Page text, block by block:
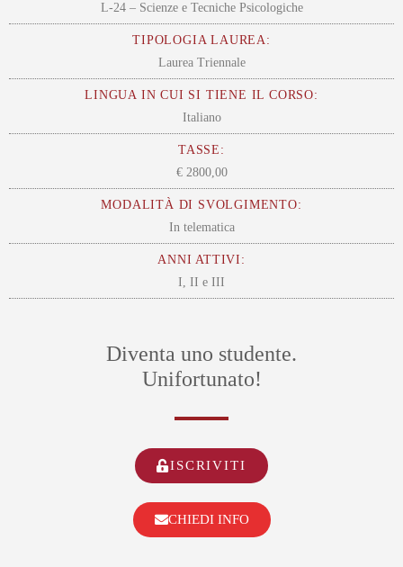
L-24 – Scienze e Tecniche Psicologiche
TIPOLOGIA LAUREA:
Laurea Triennale
LINGUA IN CUI SI TIENE IL CORSO:
Italiano
TASSE:
€ 2800,00
MODALITÀ DI SVOLGIMENTO:
In telematica
ANNI ATTIVI:
I, II e III
Diventa uno studente.
Unifortunato!
ISCRIVITI
CHIEDI INFO